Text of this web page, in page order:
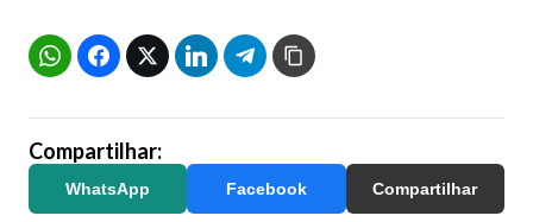
Compartilhar:
WhatsApp Facebook Compartilhar